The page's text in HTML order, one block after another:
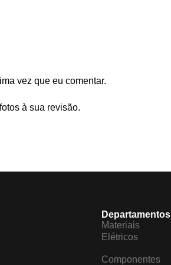
vez que eu comentar.
à sua revisão.
Departamentos
Materiais
Elétricos
Componentes